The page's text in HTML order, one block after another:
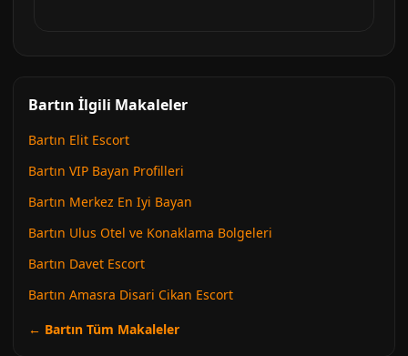
Bartın İlgili Makaleler
Bartın Elit Escort
Bartın VIP Bayan Profilleri
Bartın Merkez En Iyi Bayan
Bartın Ulus Otel ve Konaklama Bolgeleri
Bartın Davet Escort
Bartın Amasra Disari Cikan Escort
← Bartın Tüm Makaleler